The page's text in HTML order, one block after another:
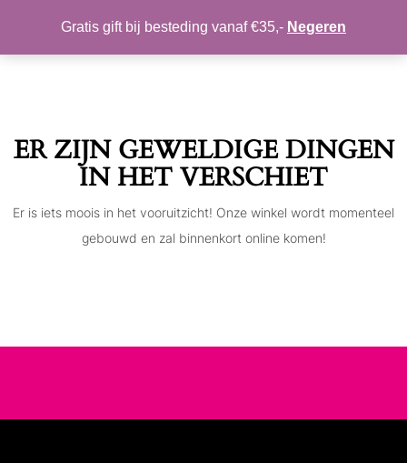
Toggle
MIJN ACCOUNT VERLANGLIJST
ER ZIJN GEWELDIGE DINGEN
IN HET VERSCHIET
Er is iets moois in het vooruitzicht! Onze winkel wordt momenteel
gebouwd en zal binnenkort online komen!
Gratis gift bij besteding vanaf €35,- Negeren